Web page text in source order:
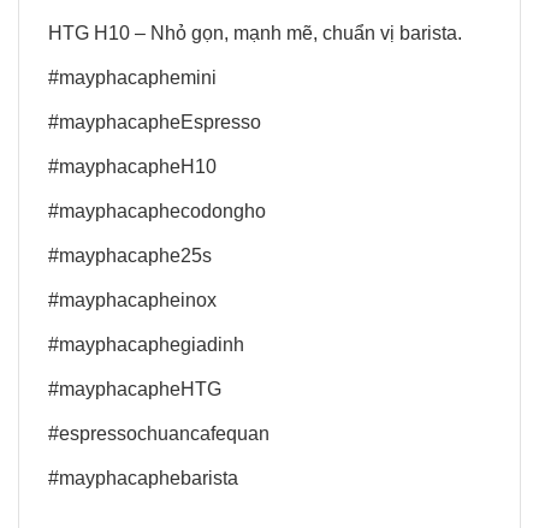
HTG H10 – Nhỏ gọn, mạnh mẽ, chuẩn vị barista.
#mayphacaphemini
#mayphacapheEspresso
#mayphacapheH10
#mayphacaphecodongho
#mayphacaphe25s
#mayphacapheinox
#mayphacaphegiadinh
#mayphacapheHTG
#espressochuancafequan
#mayphacaphebarista